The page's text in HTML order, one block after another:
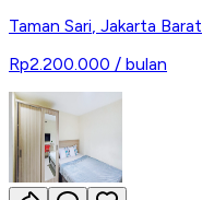
Taman Sari, Jakarta Barat
Rp2.200.000 / bulan